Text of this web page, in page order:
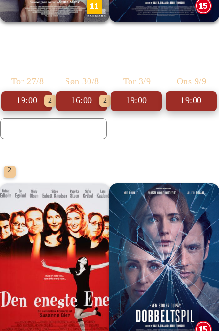
Tor 27/8
19:00
2
Søn 30/8
16:00
2
2
Tor 3/9
19:00
Ons 9/9
19:00